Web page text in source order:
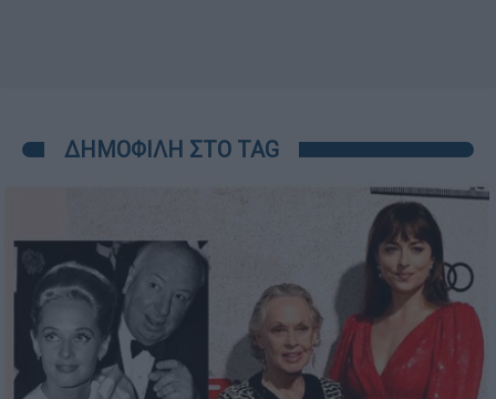
ΔΗΜΟΦΙΛΗ ΣΤΟ TAG